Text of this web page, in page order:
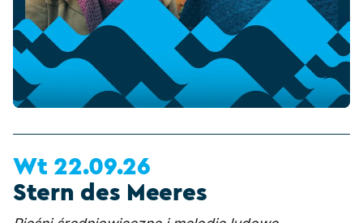
Wt 22.09.26
Stern des Meeres